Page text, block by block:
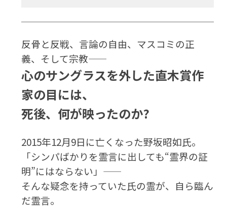
反骨と反戦、言論の自由、マスコミの正
義、そして宗教――
心のサングラスを外した直木賞作
家の目には、
死後、何が映ったのか?
2015年12月9日に亡くなった野坂昭如氏。
「シンパばかりを霊言に出しても“霊界の証
明”にはならない」——
そんな疑念を持っていた氏の霊が、自ら臨ん
だ霊言。